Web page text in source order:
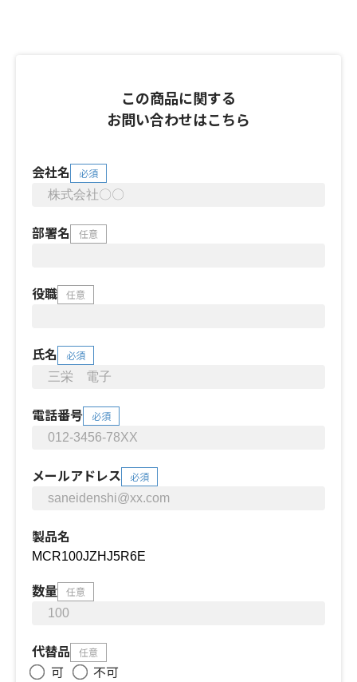
この商品に関する
お問い合わせはこちら
会社名 必須
部署名 任意
役職 任意
氏名 必須
電話番号 必須
メールアドレス 必須
製品名
数量 任意
代替品 任意
可
不可